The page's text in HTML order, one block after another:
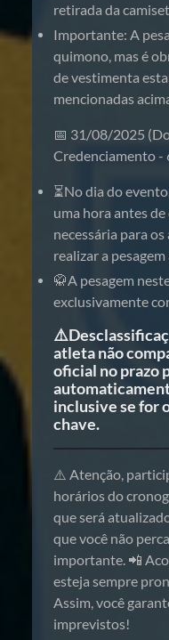
retirada da
Importante: A
quimono, mas é
de vestimenta
mencionadas
📅 31/08/2025
Credenciamento -
⏳No dia do
uma hora antes de
necessária para
realizar a
🥋A pesagem
exclusivamente
atleta não
oficial no prazo
inclusive se for
chave.
⚠️ Atenção,
horários do
que será
que você não
importante. 📲
esteja sempre
Assim, você
imprevistos!